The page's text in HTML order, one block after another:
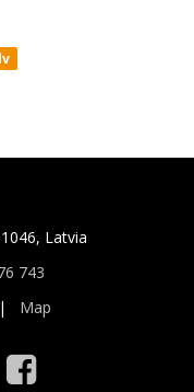
Latvia
743
Map